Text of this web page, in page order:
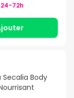
24-72h
Secalia Body